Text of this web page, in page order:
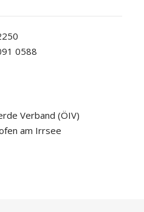
0588
Verband (ÖIV)
am Irrsee